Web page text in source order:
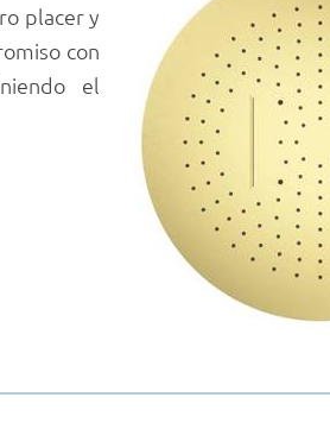
placer y
con
el